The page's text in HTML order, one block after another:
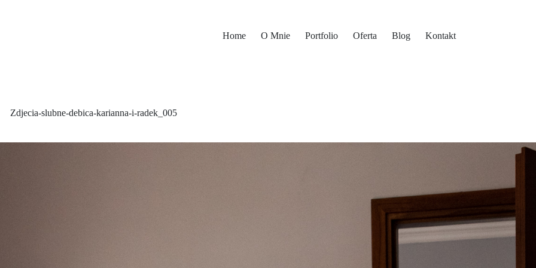
Home
O Mnie Portfolio Oferta Blog Kontakt
Zdjecia-slubne-debica-karianna-i-radek_005